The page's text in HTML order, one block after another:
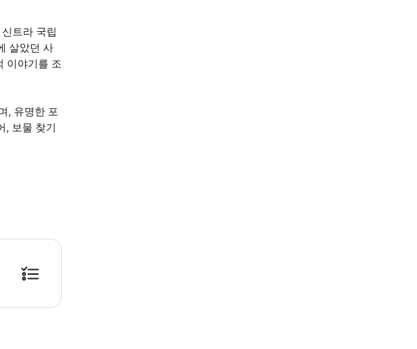
트라 국립
살았던 사
이야기를 조
, 유명한 포
, 보물 찾기
마지막 입장은 오후 5시 30분입니다. • 개장 시간과 마지막 입장 시간을 확인하세요.